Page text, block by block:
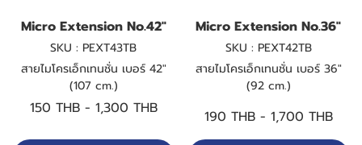
Micro Extension No.42"
SKU : PEXT43TB
สายไมโครเอ็กเทนชั่น เบอร์ 42"
(107 cm.)
150 THB- 1,300 THB
Micro Extension No.36"
SKU : PEXT42TB
สายไมโครเอ็กเทนชั่น เบอร์ 36"
(92 cm.)
190 THB- 1,700 THB